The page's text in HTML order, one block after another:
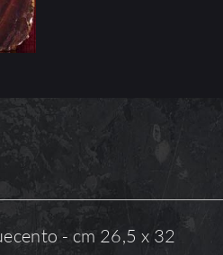
- cm 26,5 x 32